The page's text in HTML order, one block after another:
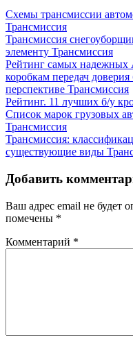
Схемы трансмиссии
Трансмиссия
Трансмиссия
элементу Трансмиссия
Рейтинг самых
коробкам передач
перспективе Трансмиссия
Рейтинг. 11 лучших б/у
Список марок грузовых
Трансмиссия
Трансмиссия:
существующие виды
Добавить
Ваш адрес email не будет
помечены *
Комментарий *